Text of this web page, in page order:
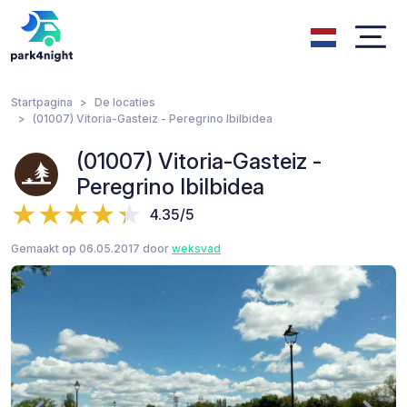
Startpagina
De locaties
(01007) Vitoria-Gasteiz - Peregrino Ibilbidea
(01007) Vitoria-Gasteiz -
Peregrino Ibilbidea
4.35/5
Gemaakt op 06.05.2017 door weksvad